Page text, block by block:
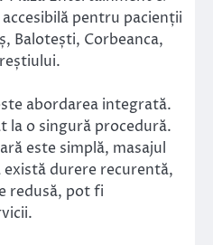
pentru pacienții
Balotești, Corbeanca,
abordarea integrată.
la o singură procedură.
este simplă, masajul
durere recurentă,
redusă, pot fi